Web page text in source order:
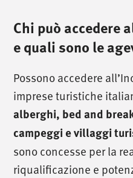
Chi può accedere
e quali sono le
Possono accedere
imprese turistiche
alberghi, bed and
campeggi e villaggi
sono concesse per la
riqualificazione e